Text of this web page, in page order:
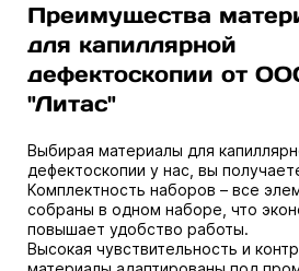
Преимущества
для капиллярной
дефектоскопии от
"Литас"
Выбирая материалы для
дефектоскопии у нас, вы
Комплектность наборов – все
собраны в одном наборе, что
повышает удобство работы.
Высокая чувствительность и